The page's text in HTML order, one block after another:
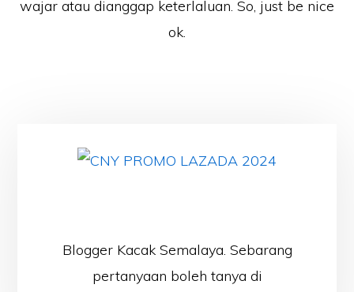
wajar atau dianggap keterlaluan. So, just be nice
ok.
Blogger Kacak Semalaya. Sebarang
pertanyaan boleh tanya di